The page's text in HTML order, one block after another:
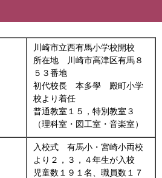
川崎市立西有馬小学校開校
所在地 川崎市高津区有馬８
５３番地
初代校長 本多學 殿町小学
校より着任
普通教室１５，特別教室３
（理科室・図工室・音楽室）
入校式 有馬小・宮崎小両校
より２，３，４年生が入校
児童数１９１名、職員数１７